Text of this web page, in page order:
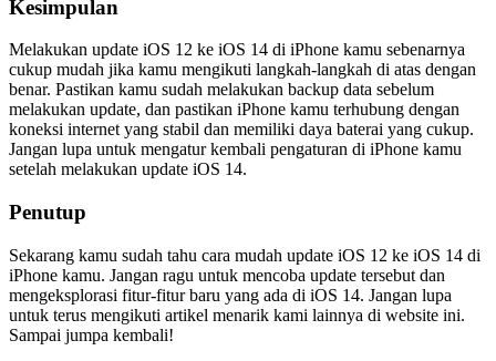
Kesimpulan
Melakukan update iOS 12 ke iOS 14 di iPhone kamu sebenarnya
cukup mudah jika kamu mengikuti langkah-langkah di atas dengan
benar. Pastikan kamu sudah melakukan backup data sebelum
melakukan update, dan pastikan iPhone kamu terhubung dengan
koneksi internet yang stabil dan memiliki daya baterai yang cukup.
Jangan lupa untuk mengatur kembali pengaturan di iPhone kamu
setelah melakukan update iOS 14.
Penutup
Sekarang kamu sudah tahu cara mudah update iOS 12 ke iOS 14 di
iPhone kamu. Jangan ragu untuk mencoba update tersebut dan
mengeksplorasi fitur-fitur baru yang ada di iOS 14. Jangan lupa
untuk terus mengikuti artikel menarik kami lainnya di website ini.
Sampai jumpa kembali!